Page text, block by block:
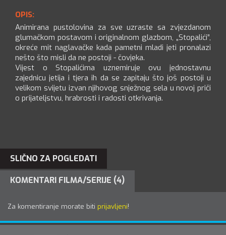
OPIS:
Animirana pustolovina za sve uzraste sa zvjezdanom
glumačkom postavom i originalnom glazbom, „Stopalići”,
okreće mit naglavačke kada pametni mladi jeti pronalazi
nešto što misli da ne postoji - čovjeka.
Vijest o Stopalićima uznemiruje ovu jednostavnu
zajednicu jetija i tjera ih da se zapitaju što još postoji u
velikom svijetu izvan njihovog snježnog sela u novoj priči
o prijateljstvu, hrabrosti i radosti otkrivanja.
SLIČNO ZA POGLEDATI
KOMENTARI FILMA/SERIJE (4)
Za komentiranje morate biti prijavljeni!